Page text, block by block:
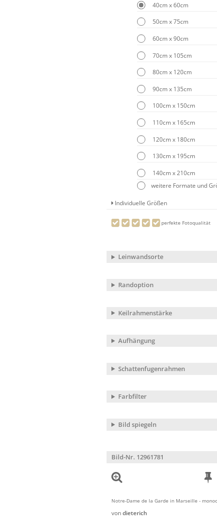
40cm x 60cm
50cm x 75cm
60cm x 90cm
70cm x 105cm
80cm x 120cm
90cm x 135cm
100cm x 150cm
110cm x 165cm
120cm x 180cm
130cm x 195cm
140cm x 210cm
weitere Formate und
Individuelle Größen
perfekte Fotoqualität
Leinwandsorte
Randoption
Keilrahmenstärke
Aufhängung
Schattenfugenrahmen
Farbfilter
Bild spiegeln
Bild-Nr. 12961781
Notre-Dame de la Garde in Marseille -
vondieterich